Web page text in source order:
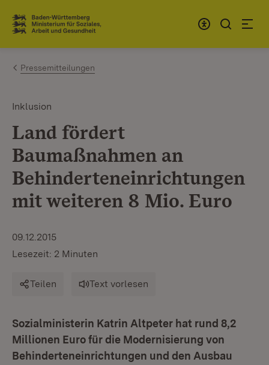
Zum Inhalt springen
Link zur Startseite
Pressemitteilungen
Inklusion
Land fördert
Baumaßnahmen an
Behinderteneinrichtungen
mit weiteren 8 Mio. Euro
09.12.2015
Lesezeit: 2 Minuten
Teilen Text vorlesen
Sozialministerin Katrin Altpeter hat rund 8,2
Millionen Euro für die Modernisierung von
Behinderteneinrichtungen und den Ausbau